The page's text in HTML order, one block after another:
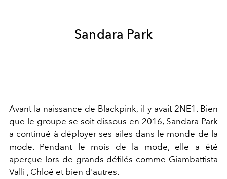
Sandara Park
Avant la naissance de Blackpink, il y avait 2NE1. Bien
que le groupe se soit dissous en 2016, Sandara Park
a continué à déployer ses ailes dans le monde de la
mode. Pendant le mois de la mode, elle a été
aperçue lors de grands défilés comme Giambattista
Valli , Chloé et bien d'autres.